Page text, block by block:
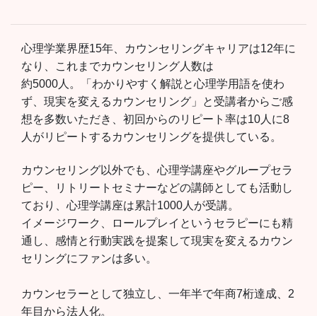
心理学業界歴15年、カウンセリングキャリアは12年に
なり、これまでカウンセリング人数は
約5000人。「わかりやすく解説と心理学用語を使わ
ず、現実を変えるカウンセリング」と受講者からご感
想を多数いただき、初回からのリピート率は10人に8
人がリピートするカウンセリングを提供している。
カウンセリング以外でも、心理学講座やグループセラ
ピー、リトリートセミナーなどの講師としても活動し
ており、心理学講座は累計1000人が受講。
イメージワーク、ロールプレイというセラピーにも精
通し、感情と行動実践を提案して現実を変えるカウン
セリングにファンは多い。
カウンセラーとして独立し、一年半で年商7桁達成、2
年目から法人化。